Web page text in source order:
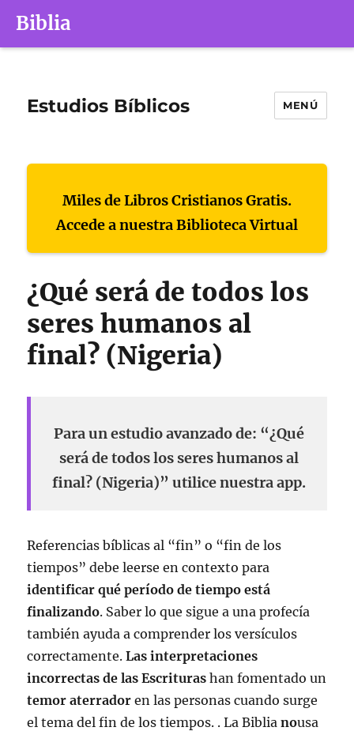
Biblia
Estudios Bíblicos MENÚ
Miles de Libros Cristianos Gratis.
Accede a nuestra Biblioteca Virtual
¿Qué será de todos los
seres humanos al
final? (Nigeria)
Para un estudio avanzado de: “¿Qué
será de todos los seres humanos al
final? (Nigeria)” utilice nuestra app.
Referencias bíblicas al “fin” o “fin de los
tiempos” debe leerse en contexto para
identificar qué período de tiempo está
finalizando. Saber lo quesigue a una profecía
también ayuda a comprender los versículos
correctamente.Las interpretaciones
incorrectas de las Escrituras han fomentado un
temor aterrador en las personas cuando surge
el tema del fin de los tiempos. . La Biblianousa